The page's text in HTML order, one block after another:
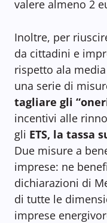
valere almeno 2
Inoltre, per
da cittadini e
rispetto ala
una serie di
tagliare gli
incentivi alle
gli ETS, la tassa
Due misure a
imprese: ne
dichiarazioni di
di tutte le
imprese